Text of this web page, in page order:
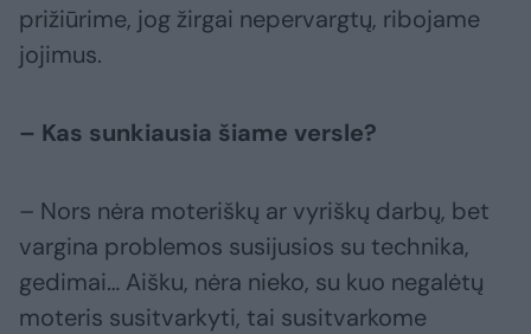
prižiūrime, jog žirgai nepervargtų, ribojame
jojimus.
– Kas sunkiausia šiame versle?
– Nors nėra moteriškų ar vyriškų darbų, bet
vargina problemos susijusios su technika,
gedimai… Aišku, nėra nieko, su kuo negalėtų
moteris susitvarkyti, tai susitvarkome